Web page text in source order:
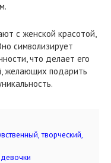
с женской красотой,
символизирует
что делает его
желающих подарить
творческий,